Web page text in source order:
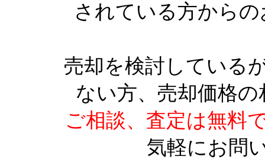
されている方から
売却を検討している
ない方、売却価格
ご相談、査定は無料
気軽にお問